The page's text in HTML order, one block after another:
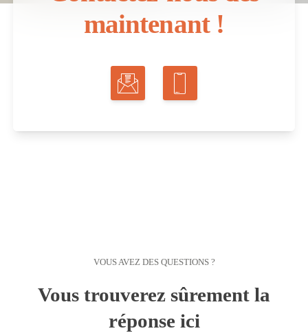
maintenant !
VOUS AVEZ DES QUESTIONS ?
Vous trouverez sûrement la
réponse ici